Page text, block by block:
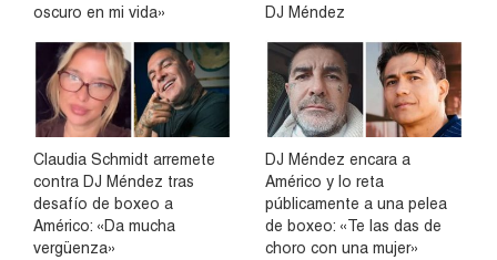
oscuro en mi vida»
DJ Méndez
Claudia Schmidt arremete
contra DJ Méndez tras
desafío de boxeo a
Américo: «Da mucha
vergüenza»
DJ Méndez encara a
Américo y lo reta
públicamente a una pelea
de boxeo: «Te las das de
choro con una mujer»